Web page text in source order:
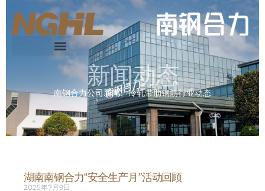
新闻动态
南钢合力公司新闻、冷轧带肋钢筋行业动态
湖南南钢合力“安全生产月”活动回顾
2025年7月9日